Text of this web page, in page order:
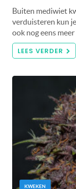
Buiten mediwiet
verduisteren kun
ook nog eens
LEES VERDER
KWEKEN